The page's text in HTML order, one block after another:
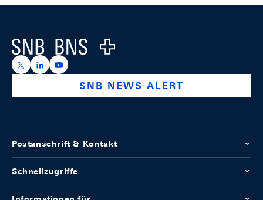
Logo
https://x.com/snb_bns
https://ch.linkedin.com/company/swiss-national-
https://www.youtube.com/@swissnationalbank
SNB NEWS ALERT
Postanschrift & Kontakt
Schnellzugriffe